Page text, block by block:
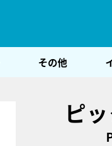
その他
ピ